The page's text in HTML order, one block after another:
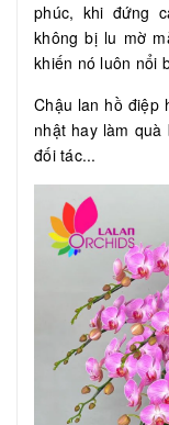
phúc, khi đứng
không bị lu mờ
khiến nó luôn nổi
Chậu lan hồ điệp
nhật hay làm
đối tác...